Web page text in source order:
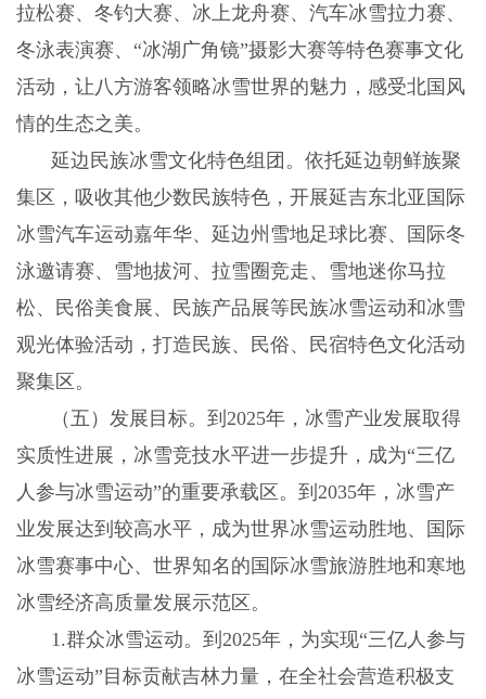
拉松赛、冬钓大赛、冰上龙舟赛、汽车冰雪拉力赛、
冬泳表演赛、“冰湖广角镜”摄影大赛等特色赛事文化
活动，让八方游客领略冰雪世界的魅力，感受北国风
情的生态之美。
延边民族冰雪文化特色组团。依托延边朝鲜族聚
集区，吸收其他少数民族特色，开展延吉东北亚国际
冰雪汽车运动嘉年华、延边州雪地足球比赛、国际冬
泳邀请赛、雪地拔河、拉雪圈竞走、雪地迷你马拉
松、民俗美食展、民族产品展等民族冰雪运动和冰雪
观光体验活动，打造民族、民俗、民宿特色文化活动
聚集区。
（五）发展目标。到 2025年，冰雪产业发展取得
实质性进展，冰雪竞技水平进一步提升，成为“三亿
人参与冰雪运动”的重要承载区。到 2035年，冰雪产
业发展达到较高水平，成为世界冰雪运动胜地、国际
冰雪赛事中心、世界知名的国际冰雪旅游胜地和寒地
冰雪经济高质量发展示范区。
1.群众冰雪运动。到 2025年，为实现“三亿人参与
冰雪运动”目标贡献吉林力量，在全社会营造积极支